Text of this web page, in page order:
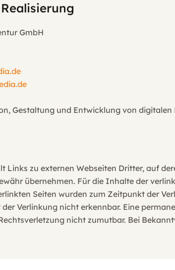
GmbH
Gestaltung und Entwicklung von digitalen
Links zu externen Webseiten Dritter, auf
übernehmen. Für die Inhalte der
Seiten wurden zum Zeitpunkt der
Verlinkung nicht erkennbar. Eine
nicht zumutbar. Bei